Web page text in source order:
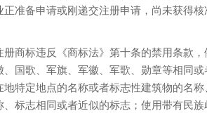
准备申请或刚递交注册申请，尚未获得
标违反《商标法》第十条的禁用条款，
国歌、军旗、军徽、军歌、勋章等相同
特定地点的名称或者标志性建筑物的名
、标志相同或者近似的标志；使用带有民